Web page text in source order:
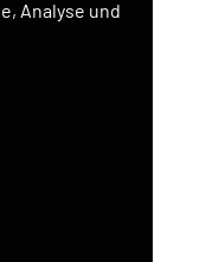
Analyse und